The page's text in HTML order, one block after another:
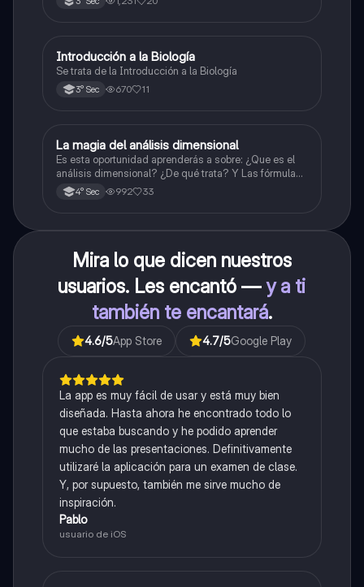
Biología
Introducción a la Biología
Se trata de la Introducción a la Biología
3° Sec 670 11
Física
La magia del análisis dimensional
Es esta oportunidad aprenderás a sobre: ¿Que es el
análisis dimensional? ¿De qué trata? Y Las fórmulas
de las magnitudes fundamentales y derivadas.
4° Sec 992 33
Mira lo que dicen nuestros
usuarios. Les encantó —y a ti
también te encantará.
4.6/5App Store 4.7/5Google Play
La app es muy fácil de usar y está muy bien
diseñada. Hasta ahora he encontrado todo lo
que estaba buscando y he podido aprender
mucho de las presentaciones. Definitivamente
utilizaré la aplicación para un examen de clase.
Y, por supuesto, también me sirve mucho de
inspiración.
Pablo
usuario de iOS